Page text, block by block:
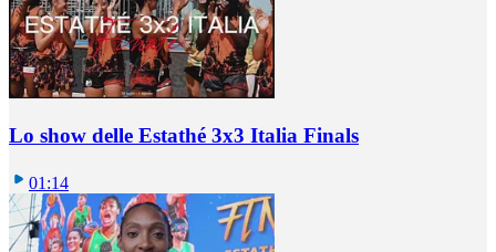
Lo show delle Estathé 3x3 Italia Finals
01:14